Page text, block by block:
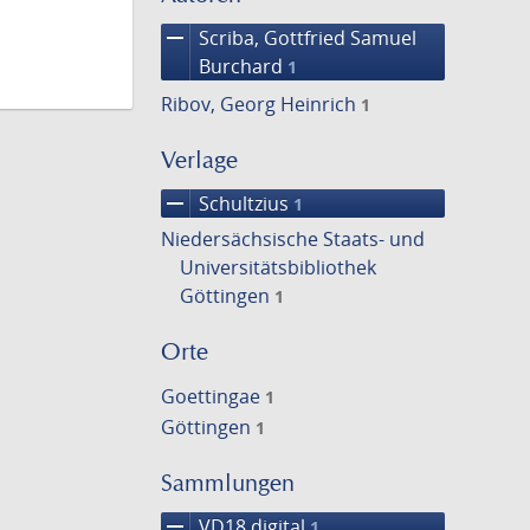
remove
Scriba, Gottfried Samuel
Burchard 1
Ribov, Georg Heinrich 1
Verlage
remove Schultzius 1
Niedersächsische Staats- und
Universitätsbibliothek
Göttingen 1
Orte
Goettingae 1
Göttingen 1
Sammlungen